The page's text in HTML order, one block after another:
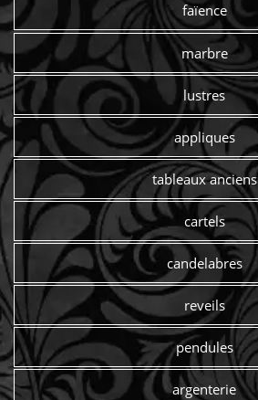
faïence
marbre
lustres
appliques
tableaux anciens
cartels
candelabres
reveils
pendules
argenterie